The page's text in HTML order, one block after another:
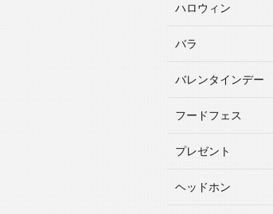
ハロウィン
バラ
バレンタインデー
フードフェス
プレゼント
ヘッドホン